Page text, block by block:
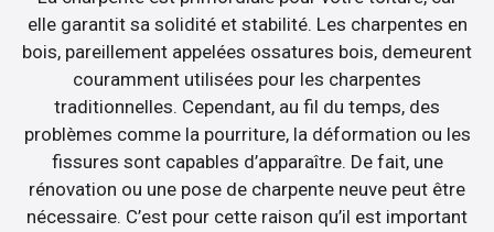
elle garantit sa solidité et stabilité. Les charpentes en
bois, pareillement appelées ossatures bois, demeurent
couramment utilisées pour les charpentes
traditionnelles. Cependant, au fil du temps, des
problèmes comme la pourriture, la déformation ou les
fissures sont capables d’apparaître. De fait, une
rénovation ou une pose de charpente neuve peut être
nécessaire. C’est pour cette raison qu’il est important